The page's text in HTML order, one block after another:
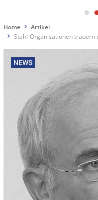
Home
Artikel
Stahl-Organisationen trauern
NEWS